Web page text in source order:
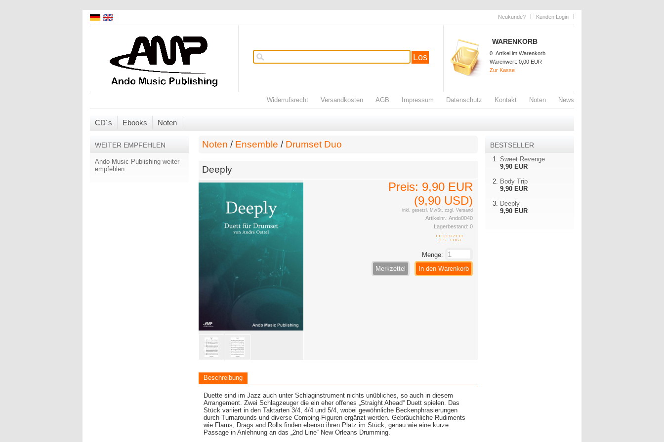
Kunden Login
Neukunde?
News
Noten
Kontakt
Datenschutz
Impressum
AGB
Versandkosten
Widerrufsrecht
Los
WARENKORB
0 Artikel im Warenkorb
Warenwert: 0,00 EUR
Zur Kasse
CD´s Ebooks Noten
WEITER EMPFEHLEN
Ando Music Publishing weiter
empfehlen
Noten / Ensemble / Drumset Duo
Deeply
Preis: 9,90 EUR
(9,90 USD)
inkl. gesetzl. MwSt. zzgl. Versand
Artikelnr.: Ando0040
Lagerbestand: 0
Menge:
In den Warenkorb
Merkzettel
Beschreibung
Duette sind im Jazz auch unter Schlaginstrument nichts unübliches, so auch in diesem
Arrangement. Zwei Schlagzeuger die ein eher offenes „Straight Ahead“ Duett spielen. Das
Stück variiert in den Taktarten 3/4, 4/4 und 5/4, wobei gewöhnliche Beckenphrasierungen
durch Turnarounds und diverse Comping-Figuren ergänzt werden. Gebräuchliche Rudiments
wie Flams, Drags and Rolls finden ebenso ihren Platz im Stück, genau wie eine kurze
Passage in Anlehnung an das „2nd Line“ New Orleans Drumming.
BESTSELLER
Sweet Revenge
9,90 EUR
Body Trip
9,90 EUR
Deeply
9,90 EUR